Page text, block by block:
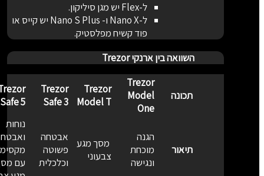
ל-Flex יש מגן סיליקון.
ל-Nano X ו- Nano S Plus יש קייס או
פוד קשיח מפלסטיק.
השוואה בין ארנקי Trezor
תכונה
Trezor
Model
One
Trezor
Model T
Trezor
Safe 3
Trezor
Safe 5
תיאור
הגנה
מוכחת
ונגישה
מסך מגע
צבעוני
אבטחה
פשוטה
וכלכלית
נוחות
ואבטחה
עם מסך